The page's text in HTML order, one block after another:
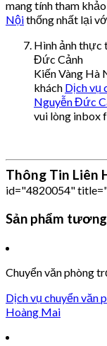
mang tính tham
Nộithống nhất lại
Hình ảnh thực
Đức Cảnh
Kiến Vàng Hà
khách Dịch vụ
Nguyễn Đức
vui lòng inbox
Thông Tin Liên
id="4820054"
Sản phẩm
Chuyển văn phòng
Dịch vụ chuyển văn
Hoàng Mai